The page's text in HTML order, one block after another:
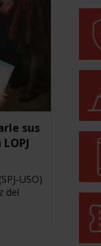
sus
USO)
del